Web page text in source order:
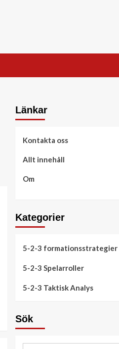
Länkar
Kontakta oss
Allt innehåll
Om
Kategorier
5-2-3 formationsstrategier
5-2-3 Spelarroller
5-2-3 Taktisk Analys
Sök